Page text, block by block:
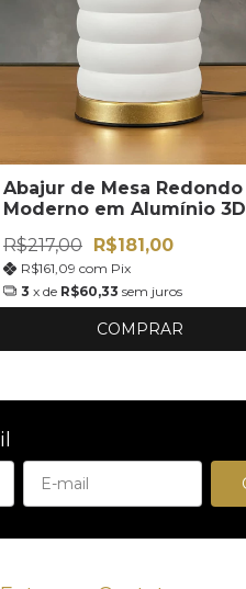
Abajur de Mesa Redondo
Moderno em Alumínio 3D
R$217,00 R$181,00
R$161,09 com Pix
3 x de R$60,33 sem juros
COMPRAR